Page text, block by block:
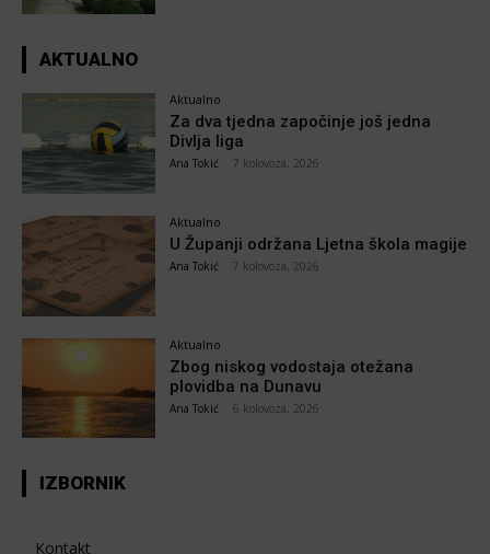
AKTUALNO
Aktualno
Za dva tjedna započinje još jedna
Divlja liga
Ana Tokić 7 kolovoza, 2026
Aktualno
U Županji održana Ljetna škola magije
Ana Tokić 7 kolovoza, 2026
Aktualno
Zbog niskog vodostaja otežana
plovidba na Dunavu
Ana Tokić 6 kolovoza, 2026
IZBORNIK
Kontakt